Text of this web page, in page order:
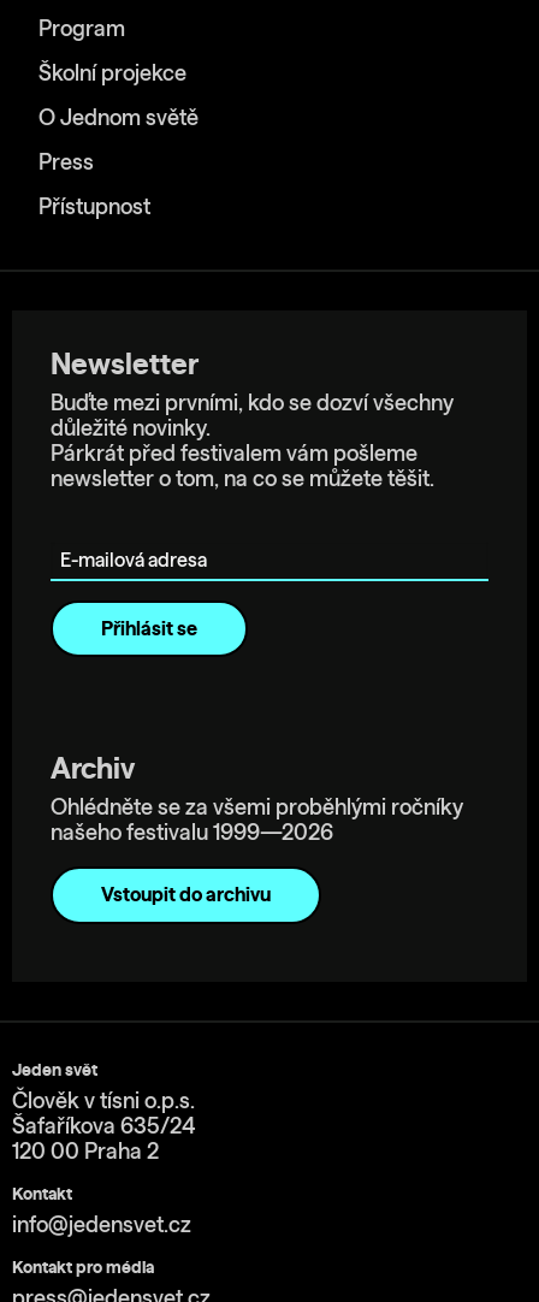
Program
Školní projekce
O Jednom světě
Press
Přístupnost
Newsletter
Buďte mezi prvními, kdo se dozví všechny
důležité novinky.
Párkrát před festivalem vám pošleme
newsletter o tom, na co se můžete těšit.
Archiv
Ohlédněte se za všemi proběhlými ročníky
našeho festivalu 1999—2026
Vstoupit do archivu
Jeden svět
Člověk v tísni o.p.s.
Šafaříkova 635/24
120 00 Praha 2
Kontakt
info@jedensvet.cz
Kontakt pro média